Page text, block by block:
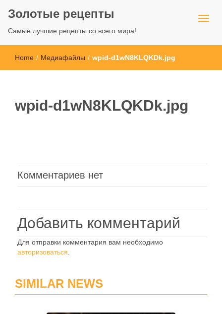
Золотые рецепты
Самые лучшие рецепты со всего мира!
Home / Медиафайлы / wpid-d1wN8KLQKDk.jpg
wpid-d1wN8KLQKDk.jpg
Комментариев нет
Добавить комментарий
Для отправки комментария вам необходимо
авторизоваться
SIMILAR NEWS